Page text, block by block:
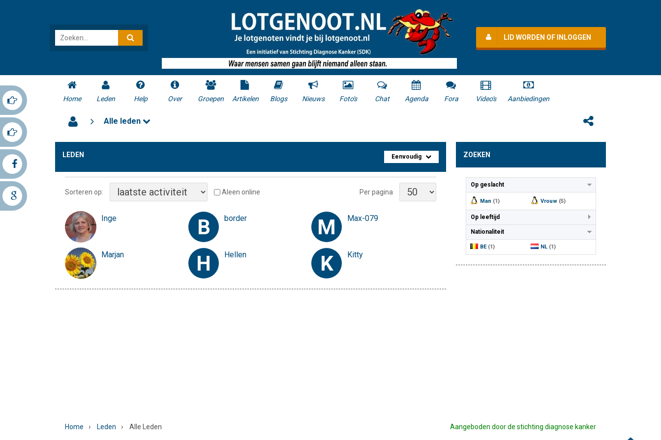
LID WORDEN OF INLOGGEN
Home Leden Help Over Groepen Artikelen Blogs Nieuws Foto's Chat Agenda Fora Video's Aanbiedingen
Alle leden
LEDEN Eenvoudig
Sorteren op: Aleen online Per pagina
Inge B border M Max-079
Marjan H Hellen K Kitty
ZOEKEN
Op geslacht
Man (1) Vrouw (5)
Op leeftijd
Nationaliteit
BE (1) NL (1)
Home › Leden › Alle Leden Aangeboden door de stichting diagnose kanker